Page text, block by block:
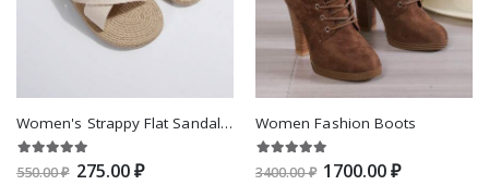
Women's Strappy Flat Sandals, Perfect For Vacation Look
550.00 ₽ 275.00 ₽
Women Fashion Boots
3400.00 ₽ 1700.00 ₽